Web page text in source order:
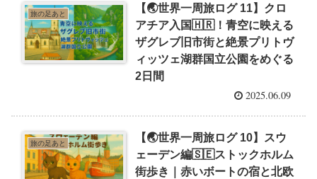
旅の足あと
【🌏世界一周旅ログ 11】クロ
アチア入国🇭🇷！青空に映える
ザグレブ旧市街と絶景プリトヴ
ィッツェ湖群国立公園をめぐる
2日間
2025.06.09
旅の足あと
【🌏世界一周旅ログ 10】スウ
ェーデン編🇸🇪ストックホルム
街歩き｜赤いボートの宿と北欧